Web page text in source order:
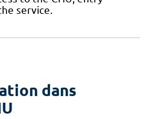
service.
dans